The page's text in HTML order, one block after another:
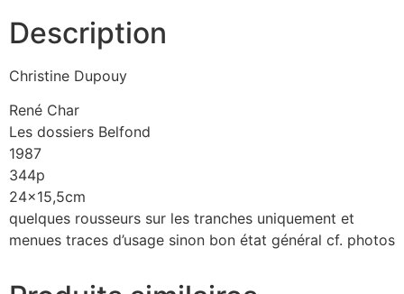
Description
Christine Dupouy
René Char
Les dossiers Belfond
1987
344p
24×15,5cm
quelques rousseurs sur les tranches uniquement et
menues traces d’usage sinon bon état général cf. photos